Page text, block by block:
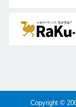
Copyright ©